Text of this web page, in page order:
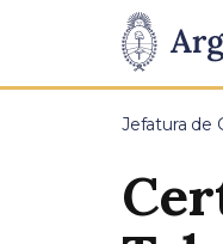
Presidencia
de
Pasar al contenido
Jefatura de